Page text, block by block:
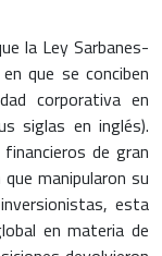
la Ley Sarbanes-
que se conciben
corporativa en
siglas en inglés).
de gran
manipularon su
esta
en materia de